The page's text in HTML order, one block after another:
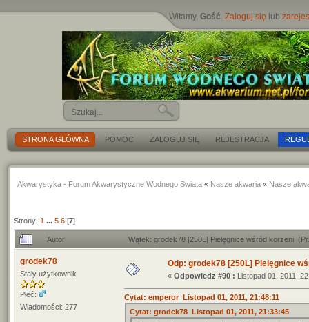
Witamy,Gość.Zaloguj się lub
STRONA GŁÓWNA POMOC ZALOGUJ SIĘ REJESTRACJA
Akwarystyka - Forum Akwarystyczne Wodnego Swiata « Nasze akwaria « Nasze
Strony: 1 ... 5 6 [7]
Autor Wątek: grodek78 [250L] Pielęgnice wśród korzeni
grodek78
Stały użytkownik
Płeć:
Wiadomości: 277
Odp: grodek78 [250L] Pielęgnice
« Odpowiedz #90 : Listopad 01, 2011,
Cytat: emperor Listopad 01, 2011, 21:48:11
Cytat: grodek78 Listopad 01, 2011, 21:33:45